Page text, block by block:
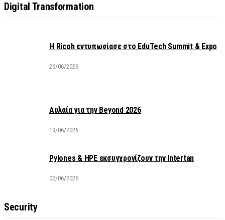
Digital Transformation
Η Ricoh εντυπωσίασε στο EduTech Summit & Expo
26/06/2026
Αυλαία για την Beyond 2026
19/06/2026
Pylones & HPE εκσυγχρονίζουν την Intertan
02/06/2026
Security